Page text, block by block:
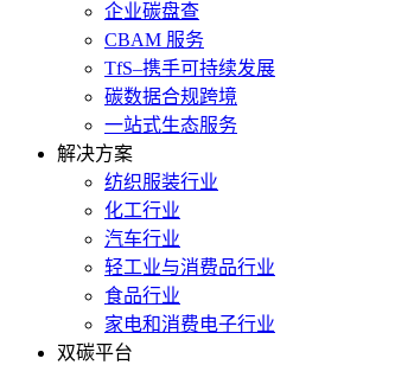
企业碳盘查
CBAM 服务
TfS–携手可持续发展
碳数据合规跨境
一站式生态服务
解决方案
纺织服装行业
化工行业
汽车行业
轻工业与消费品行业
食品行业
家电和消费电子行业
双碳平台